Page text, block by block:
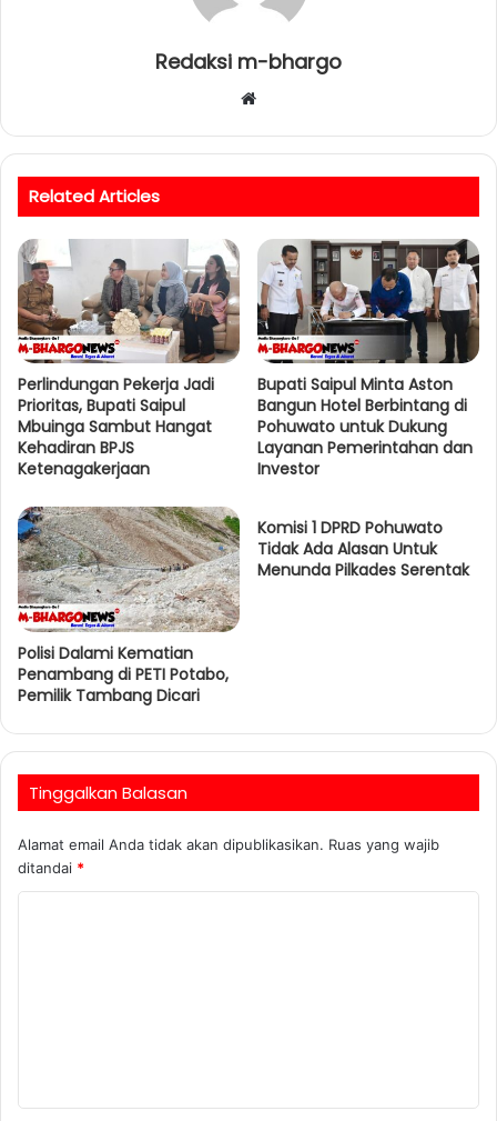
Redaksi m-bhargo
b
s
Related Articles
Perlindungan Pekerja Jadi
Prioritas, Bupati Saipul
Mbuinga Sambut Hangat
Kehadiran BPJS
Ketenagakerjaan
Bupati Saipul Minta Aston
Bangun Hotel Berbintang di
Pohuwato untuk Dukung
Layanan Pemerintahan dan
Investor
Polisi Dalami Kematian
Penambang di PETI Potabo,
Pemilik Tambang Dicari
Komisi 1 DPRD Pohuwato
Tidak Ada Alasan Untuk
Menunda Pilkades Serentak
Tinggalkan Balasan
Alamat email Anda tidak akan dipublikasikan. Ruas yang wajib
ditandai *